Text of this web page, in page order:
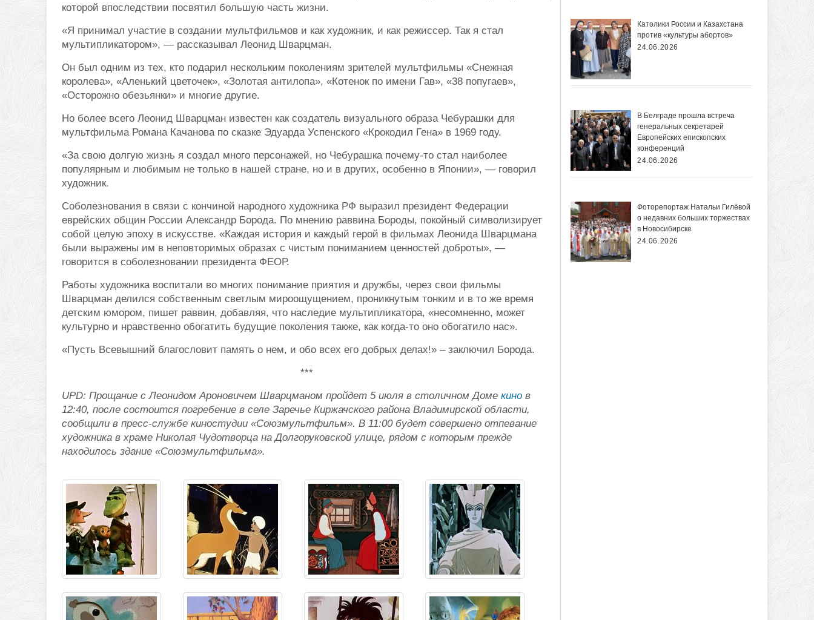
которой впоследствии посвятил большую часть жизни.
«Я принимал участие в создании мультфильмов и как художник, и как режиссер. Так я стал
мультипликатором», — рассказывал Леонид Шварцман.
Он был одним из тех, кто подарил нескольким поколениям зрителей мультфильмы «Снежная
королева», «Аленький цветочек», «Золотая антилопа», «Котенок по имени Гав», «38 попугаев»,
«Осторожно обезьянки» и многие другие.
Но более всего Леонид Шварцман известен как создатель визуального образа Чебурашки для
мультфильма Романа Качанова по сказке Эдуарда Успенского «Крокодил Гена» в 1969 году.
«За свою долгую жизнь я создал много персонажей, но Чебурашка почему-то стал наиболее
популярным и любимым не только в нашей стране, но и в других, особенно в Японии», — говорил
художник.
Соболезнования в связи с кончиной народного художника РФ выразил президент Федерации
еврейских общин России Александр Борода. По мнению раввина Бороды, покойный символизирует
собой целую эпоху в искусстве. «Каждая история и каждый герой в фильмах Леонида Шварцмана
были выражены им в неповторимых образах с чистым пониманием ценностей доброты», —
говорится в соболезновании президента ФЕОР.
Работы художника воспитали во многих понимание приятия и дружбы, через свои фильмы
Шварцман делился собственным светлым мироощущением, проникнутым тонким и в то же время
детским юмором, пишет раввин, добавляя, что наследие мультипликатора, «несомненно, может
культурно и нравственно обогатить будущие поколения также, как когда-то оно обогатило нас».
«Пусть Всевышний благословит память о нем, и обо всех его добрых делах!» – заключил Борода.
***
UPD: Прощание с Леонидом Ароновичем Шварцманом пройдет 5 июля в столичном Доме кино в
12:40, после состоится погребение в селе Заречье Киржачского района Владимирской области,
сообщили в пресс-службе киностудии «Союзмультфильм». В 11:00 будет совершено отпевание
художника в храме Николая Чудотворца на Долгоруковской улице, рядом с которым прежде
находилось здание «Союзмультфильма».
Католики России и Казахстана
против «культуры абортов»
24.06.2026
В Белграде прошла встреча
генеральных секретарей
Европейских епископских
конференций
24.06.2026
Фоторепортаж Натальи Гилёвой
о недавних больших торжествах
в Новосибирске
24.06.2026